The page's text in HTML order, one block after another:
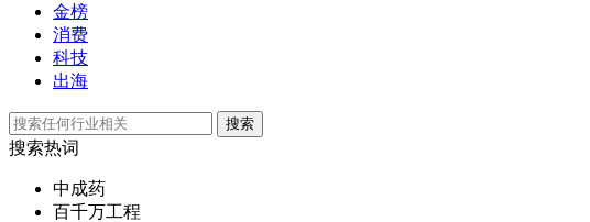
金榜
消费
科技
出海
搜索
搜索热词
中成药
百千万工程